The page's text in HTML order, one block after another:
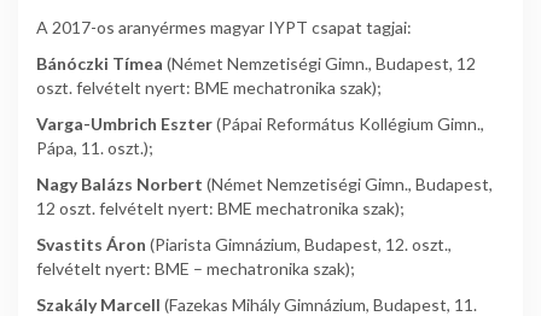
A 2017-os aranyérmes magyar IYPT csapat tagjai:
Bánóczki Tímea (Német Nemzetiségi Gimn., Budapest, 12
oszt. felvételt nyert: BME mechatronika szak);
Varga-Umbrich Eszter(Pápai Református Kollégium Gimn.,
Pápa, 11. oszt.);
Nagy Balázs Norbert (Német Nemzetiségi Gimn., Budapest,
12 oszt. felvételt nyert: BME mechatronika szak);
Svastits Áron (Piarista Gimnázium, Budapest, 12. oszt.,
felvételt nyert: BME – mechatronika szak);
Szakály Marcell (Fazekas Mihály Gimnázium, Budapest, 11.